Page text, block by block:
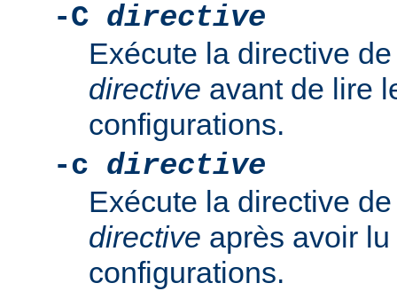
-C directive
Exécute la directive
directive avant de lire
configurations.
-c directive
Exécute la directive
directive après avoir
configurations.